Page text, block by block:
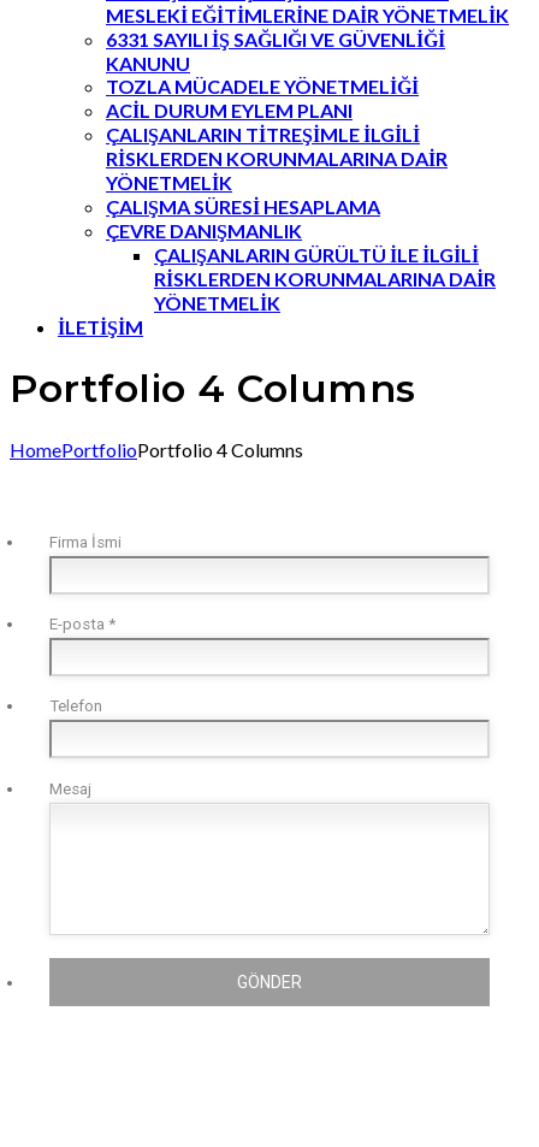
MESLEKİ EĞİTİMLERİNE DAİR YÖNETMELİK
6331 SAYILI İŞ SAĞLIĞI VE GÜVENLİĞİ
KANUNU
TOZLA MÜCADELE YÖNETMELİĞİ
ACİL DURUM EYLEM PLANI
ÇALIŞANLARIN TİTREŞİMLE İLGİLİ
RİSKLERDEN KORUNMALARINA DAİR
YÖNETMELİK
ÇALIŞMA SÜRESİ HESAPLAMA
ÇEVRE DANIŞMANLIK
ÇALIŞANLARIN GÜRÜLTÜ İLE İLGİLİ
RİSKLERDEN KORUNMALARINA DAİR
YÖNETMELİK
İLETİŞİM
Portfolio 4 Columns
HomePortfolioPortfolio 4 Columns
Firma İsmi
E-posta *
Telefon
Mesaj
GÖNDER